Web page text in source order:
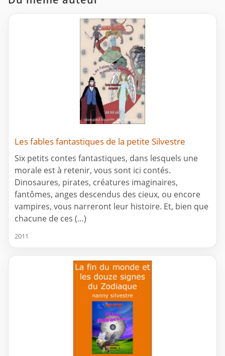
Les fables fantastiques de la petite Silvestre
Six petits contes fantastiques, dans lesquels une
morale est à retenir, vous sont ici contés.
Dinosaures, pirates, créatures imaginaires,
fantômes, anges descendus des cieux, ou encore
vampires, vous narreront leur histoire. Et, bien que
chacune de ces (…)
2011